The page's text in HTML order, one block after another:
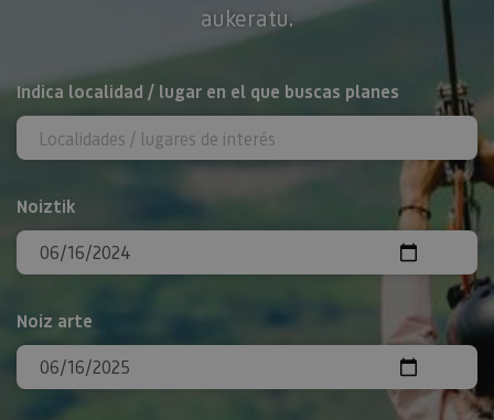
aukeratu.
BILATU
Indica localidad / lugar en el que buscas planes
Noiztik
Noiz arte